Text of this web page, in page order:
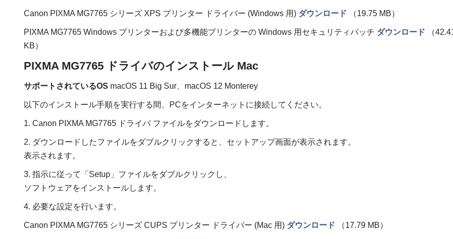
Canon PIXMA MG7765 シリーズ XPS プリンター ドライバー (Windows 用) ダウンロード （19.75 MB）
PIXMA MG7765 Windows プリンターおよび多機能プリンターの Windows 用セキュリティパッチ ダウンロード
（
KB）
PIXMA MG7765 ドライバのインストール Mac
サポートされているOS macOS 11 Big Sur、macOS 12 Monterey
以下のインストール手順を実行する間、PCをインターネットに接続してください。
1. Canon PIXMA MG7765 ドライバ ファイルをダウンロードします。
2. ダウンロードしたファイルをダブルクリックすると、セットアップ画面が表示されます。
表示されます。
3. 指示に従って「Setup」ファイルをダブルクリックし、
ソフトウェアをインストールします。
4. 必要な設定を行います。
Canon PIXMA MG7765 シリーズ CUPS プリンター ドライバー (Mac 用) ダウンロード （17.79 MB）